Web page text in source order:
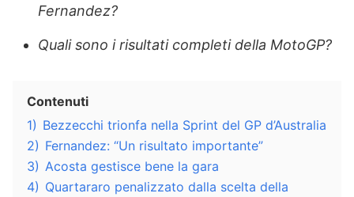
Fernandez?
Quali sono i risultati completi della MotoGP?
Contenuti
1) Bezzecchi trionfa nella Sprint del GP d’Australia
2) Fernandez: “Un risultato importante”
3) Acosta gestisce bene la gara
4) Quartararo penalizzato dalla scelta della